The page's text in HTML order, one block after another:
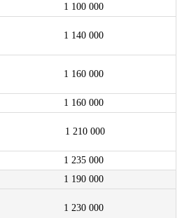
1 100 000
1 140 000
1 160 000
1 160 000
1 210 000
1 235 000
1 190 000
1 230 000